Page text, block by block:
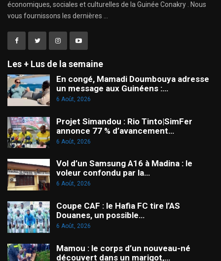
économiques, sociales et culturelles de la Guinée Conakry . Nous
vous fournissons les dernières ...
Les + Lus de la semaine
En congé, Mamadi Doumbouya adresse
un message aux Guinéens :…
6 Août, 2026
Projet Simandou : Rio Tinto|SimFer
annonce 77 % d’avancement…
6 Août, 2026
Vol d’un Samsung A16 à Madina : le
voleur confondu par la…
6 Août, 2026
Coupe CAF : le Hafia FC tire l’AS
Douanes, un possible…
6 Août, 2026
Mamou : le corps d’un nouveau-né
découvert dans un marigot,…